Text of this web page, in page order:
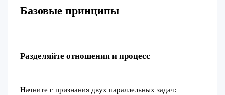
Базовые принципы
Разделяйте отношения и процесс
Начните с признания двух параллельных задач: